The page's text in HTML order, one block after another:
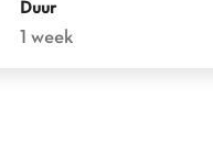
Duur
1 week